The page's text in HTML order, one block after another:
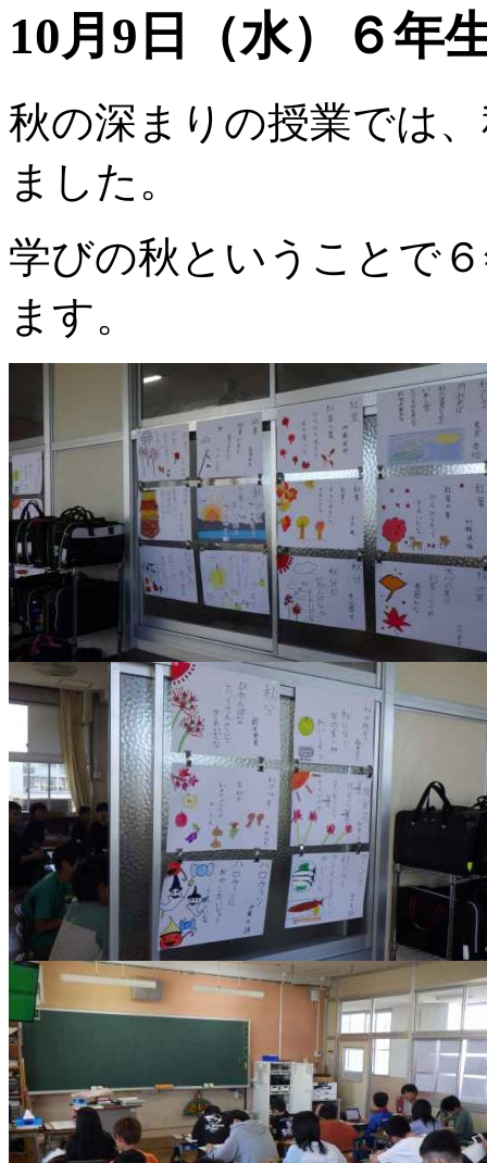
10月9日（水）６年
秋の深まりの授業では
ました。
学びの秋ということで
ます。